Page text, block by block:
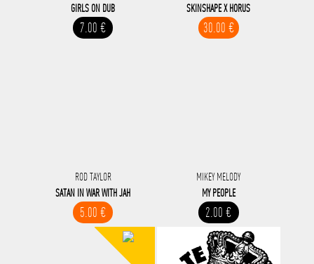
GIRLS ON DUB
7.00 €
SKINSHAPE X HORUS
30.00 €
ROD TAYLOR
SATAN IN WAR WITH JAH
5.00 €
MIKEY MELODY
MY PEOPLE
2.00 €